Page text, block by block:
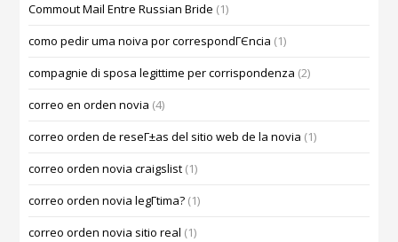
Commout Mail Entre Russian Bride (1)
como pedir uma noiva por correspondГЄncia (1)
compagnie di sposa legittime per corrispondenza (2)
correo en orden novia (4)
correo orden de reseГ±as del sitio web de la novia (1)
correo orden novia craigslist (1)
correo orden novia legГ­tima? (1)
correo orden novia sitio real (1)